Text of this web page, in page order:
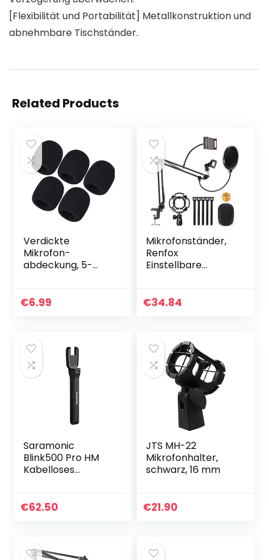
[Flexibilität und Portabilität] Metallkonstruktion und
abnehmbare Tischständer.
Related Products
Verdickte
Mikrofon-
abdeckung, 5-
abdeckung,
Abdeckung
Winddicht…
€6.99
Mikrofonständer,
Renfox
Einstellbare
ständer,
€34.84
Saramonic
Blink500 Pro HM
Kabelloses
Halter, Ständer für
€62.50
JTS MH-22
Mikrofonhalter,
schwarz, 16 mm
€21.90